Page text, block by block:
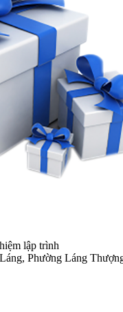
lập trình
Phường Láng